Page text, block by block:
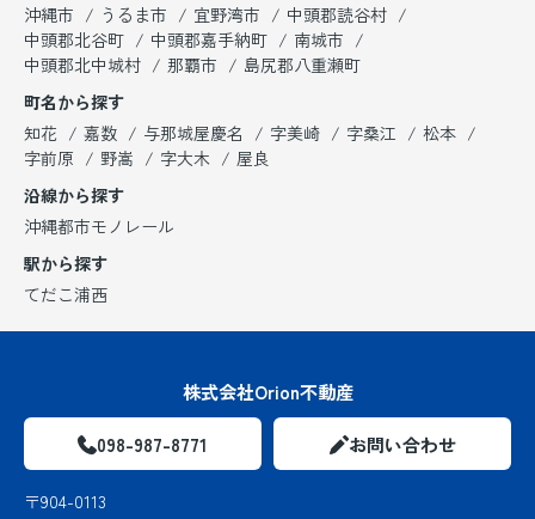
沖縄市
うるま市 宜野湾市
中頭郡読谷村
中頭郡北谷町
中頭郡嘉手納町
南城市
中頭郡北中城村
那覇市
島尻郡八重瀬町
町名から探す
知花
嘉数 与那城屋慶名 字美崎 字桑江
松本
字前原
野嵩 字大木
屋良
沿線から探す
沖縄都市モノレール
駅から探す
てだこ浦西
株式会社Orion不動産
098-987-8771 お問い合わせ
〒904-0113